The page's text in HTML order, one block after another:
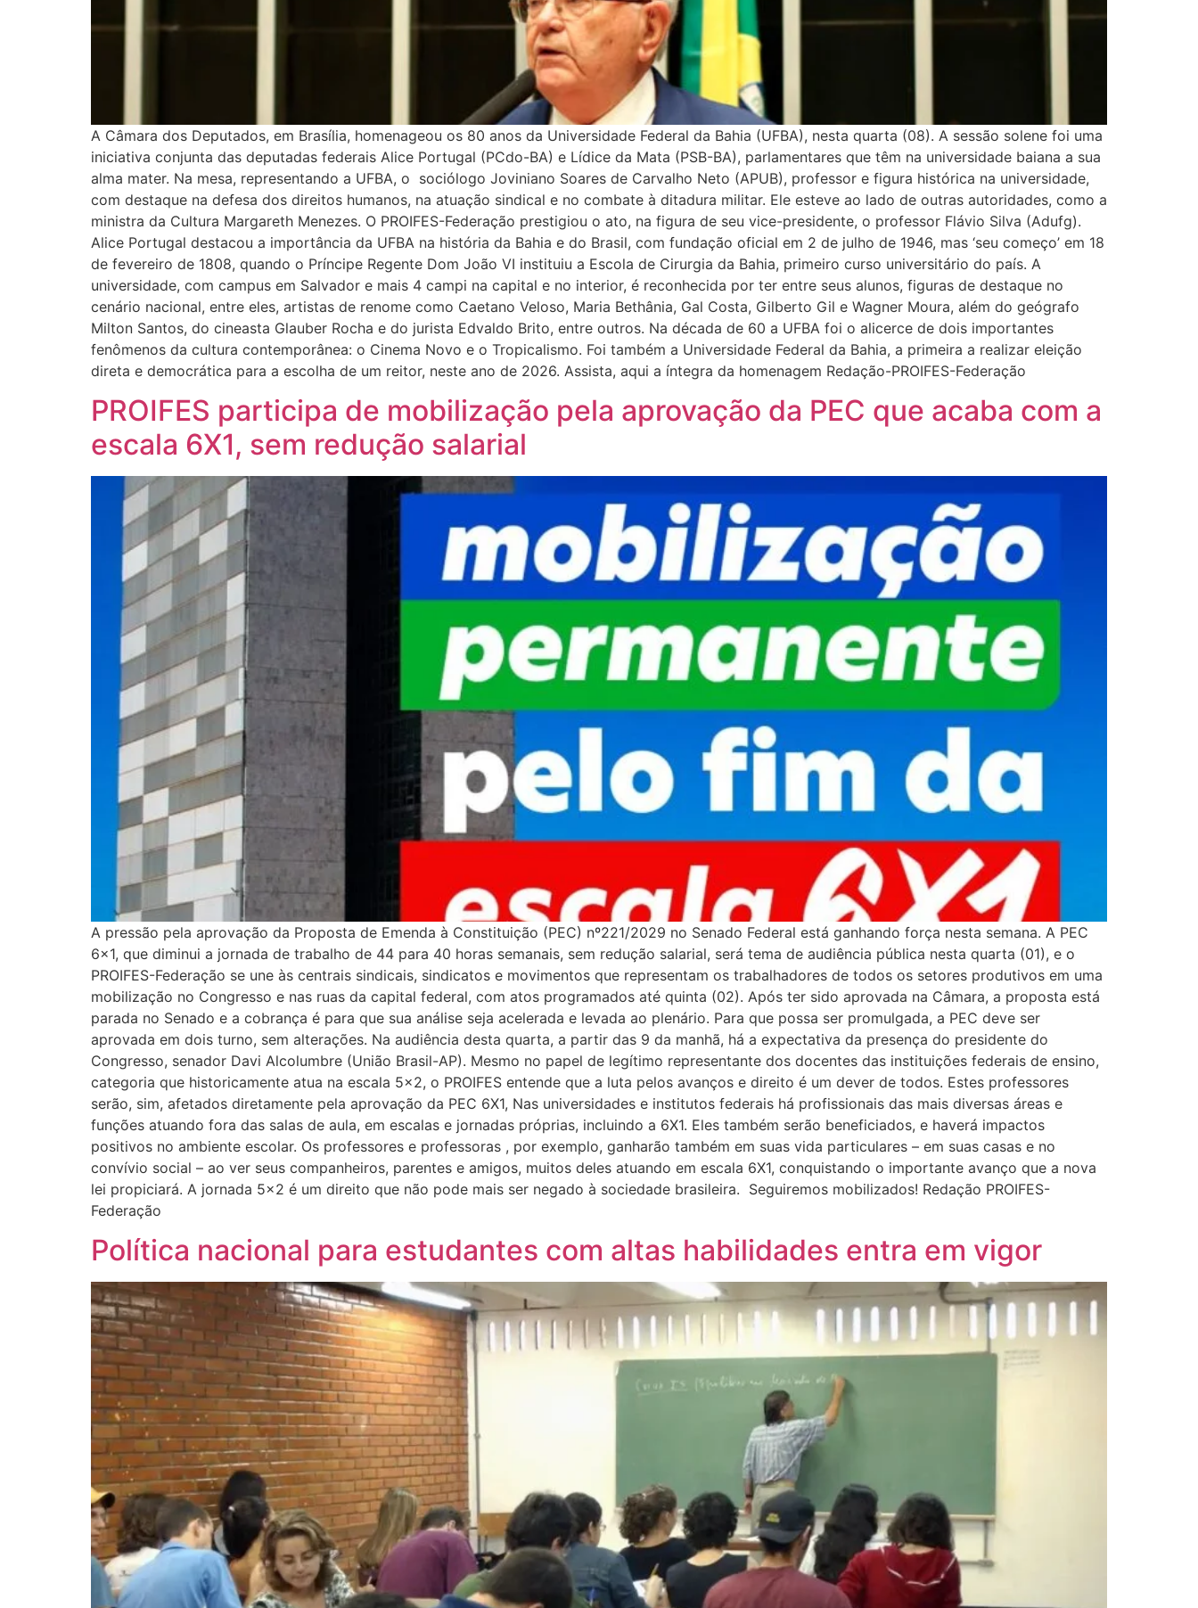
A Câmara dos Deputados, em Brasília, homenageou os 80 anos da Universidade Federal da Bahia (UFBA), nesta quarta (08). A sessão solene foi uma
iniciativa conjunta das deputadas federais Alice Portugal (PCdo-BA) e Lídice da Mata (PSB-BA), parlamentares que têm na universidade baiana a sua
alma mater. Na mesa, representando a UFBA, o sociólogo Joviniano Soares de Carvalho Neto (APUB), professor e figura histórica na universidade,
com destaque na defesa dos direitos humanos, na atuação sindical e no combate à ditadura militar. Ele esteve ao lado de outras autoridades, como a
ministra da Cultura Margareth Menezes. O PROIFES-Federação prestigiou o ato, na figura de seu vice-presidente, o professor Flávio Silva (Adufg).
Alice Portugal destacou a importância da UFBA na história da Bahia e do Brasil, com fundação oficial em 2 de julho de 1946, mas ‘seu começo’ em 18
de fevereiro de 1808, quando o Príncipe Regente Dom João VI instituiu a Escola de Cirurgia da Bahia, primeiro curso universitário do país. A
universidade, com campus em Salvador e mais 4 campi na capital e no interior, é reconhecida por ter entre seus alunos, figuras de destaque no
cenário nacional, entre eles, artistas de renome como Caetano Veloso, Maria Bethânia, Gal Costa, Gilberto Gil e Wagner Moura, além do geógrafo
Milton Santos, do cineasta Glauber Rocha e do jurista Edvaldo Brito, entre outros. Na década de 60 a UFBA foi o alicerce de dois importantes
fenômenos da cultura contemporânea: o Cinema Novo e o Tropicalismo. Foi também a Universidade Federal da Bahia, a primeira a realizar eleição
direta e democrática para a escolha de um reitor, neste ano de 2026. Assista, aqui a íntegra da homenagem Redação-PROIFES-Federação
PROIFES participa de mobilização pela aprovação da PEC que acaba com a
escala 6X1, sem redução salarial
A pressão pela aprovação da Proposta de Emenda à Constituição (PEC) nº221/2029 no Senado Federal está ganhando força nesta semana. A PEC
6×1, que diminui a jornada de trabalho de 44 para 40 horas semanais, sem redução salarial, será tema de audiência pública nesta quarta (01), e o
PROIFES-Federação se une às centrais sindicais, sindicatos e movimentos que representam os trabalhadores de todos os setores produtivos em uma
mobilização no Congresso e nas ruas da capital federal, com atos programados até quinta (02). Após ter sido aprovada na Câmara, a proposta está
parada no Senado e a cobrança é para que sua análise seja acelerada e levada ao plenário. Para que possa ser promulgada, a PEC deve ser
aprovada em dois turno, sem alterações. Na audiência desta quarta, a partir das 9 da manhã, há a expectativa da presença do presidente do
Congresso, senador Davi Alcolumbre (União Brasil-AP). Mesmo no papel de legítimo representante dos docentes das instituições federais de ensino,
categoria que historicamente atua na escala 5×2, o PROIFES entende que a luta pelos avanços e direito é um dever de todos. Estes professores
serão, sim, afetados diretamente pela aprovação da PEC 6X1, Nas universidades e institutos federais há profissionais das mais diversas áreas e
funções atuando fora das salas de aula, em escalas e jornadas próprias, incluindo a 6X1. Eles também serão beneficiados, e haverá impactos
positivos no ambiente escolar. Os professores e professoras , por exemplo, ganharão também em suas vida particulares – em suas casas e no
convívio social – ao ver seus companheiros, parentes e amigos, muitos deles atuando em escala 6X1, conquistando o importante avanço que a nova
lei propiciará. A jornada 5×2 é um direito que não pode mais ser negado à sociedade brasileira. Seguiremos mobilizados! Redação PROIFES-
Federação
Política nacional para estudantes com altas habilidades entra em vigor